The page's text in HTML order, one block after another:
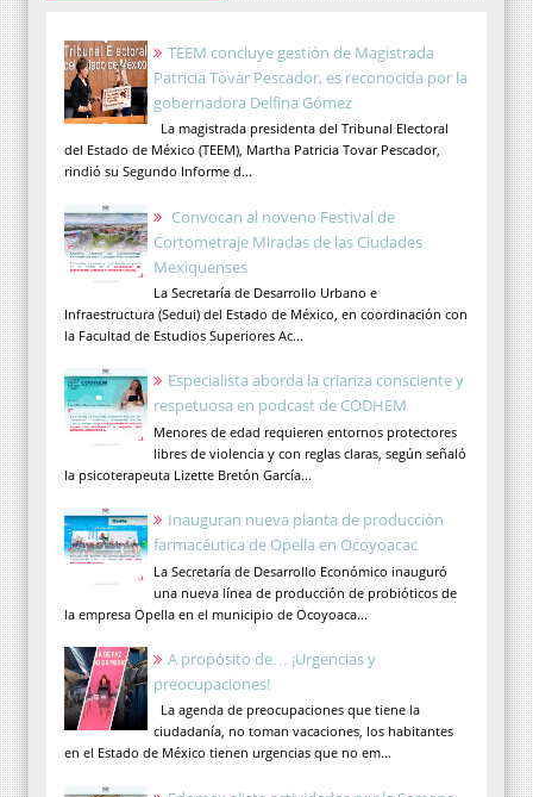
TEEM concluye gestión de Magistrada
Patricia Tovar Pescador, es reconocida por la
gobernadora Delfina Gómez
La magistrada presidenta del Tribunal Electoral
del Estado de México (TEEM), Martha Patricia Tovar Pescador,
rindió su Segundo Informe d...
Convocan al noveno Festival de
Cortometraje Miradas de las Ciudades
Mexiquenses
La Secretaría de Desarrollo Urbano e
Infraestructura (Sedui) del Estado de México, en coordinación con
la Facultad de Estudios Superiores Ac...
Especialista aborda la crianza consciente y
respetuosa en podcast de CODHEM
Menores de edad requieren entornos protectores
libres de violencia y con reglas claras, según señaló
la psicoterapeuta Lizette Bretón García...
Inauguran nueva planta de producción
farmacéutica de Opella en Ocoyoacac
La Secretaría de Desarrollo Económico inauguró
una nueva línea de producción de probióticos de
la empresa Opella en el municipio de Ocoyoaca...
A propósito de… ¡Urgencias y
preocupaciones!
La agenda de preocupaciones que tiene la
ciudadanía, no toman vacaciones, los habitantes
en el Estado de México tienen urgencias que no em...